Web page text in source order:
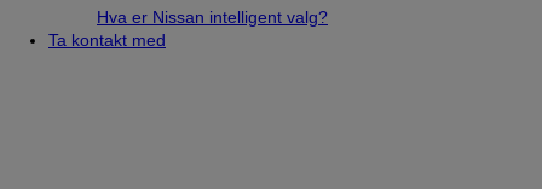
Hva er Nissan intelligent valg?
Ta kontakt med